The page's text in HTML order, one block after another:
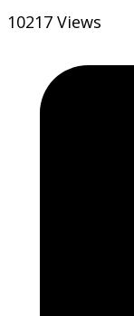
10217 Views